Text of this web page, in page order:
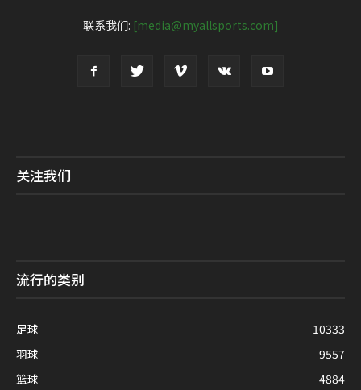
联系我们: [media@myallsports.com]
关注我们
流行的类别
足球
10333
羽球
9557
篮球
4884